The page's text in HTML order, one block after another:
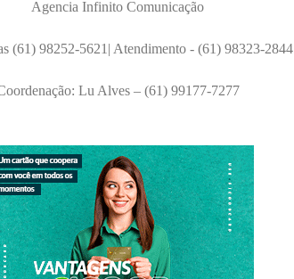
Agencia Infinito Comunicação
(61) 98252-5621| Atendimento - (61) 98323-2844
Lu Alves – (61) 99177-7277